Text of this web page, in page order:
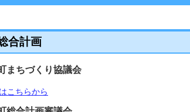
合計画
まちづくり協議会
こちらから